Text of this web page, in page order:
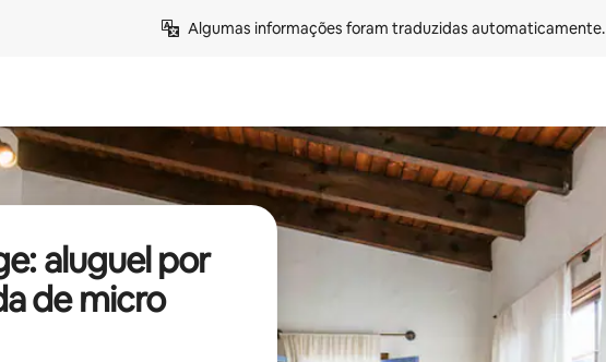
Algumas informações foram traduzidas automaticamente.
aluguel por
de micro